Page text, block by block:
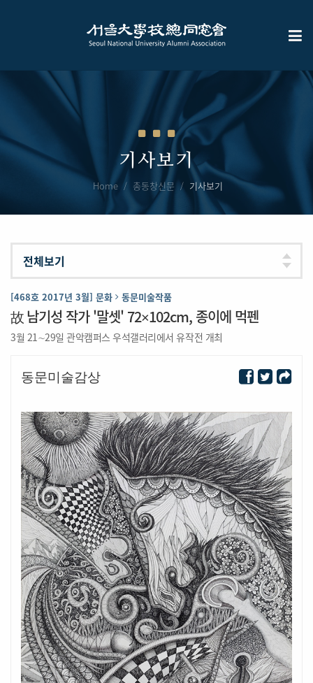
기사보기
Home 총동창신문 기사보기
[468호 2017년 3월] 문화 동문미술작품
故 남기성 작가 '말셋' 72×102cm, 종이에 먹펜
3월 21∼29일 관악캠퍼스 우석갤러리에서 유작전 개최
동문미술감상